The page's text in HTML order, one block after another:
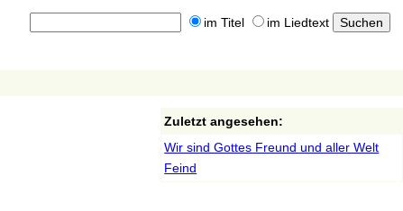
im Titel im Liedtext
Zuletzt angesehen:
Wir sind Gottes Freund und aller Welt
Feind